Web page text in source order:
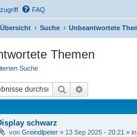
FAQ
Suche Unbeantwortete
Themen
Suche
Suche
schwarz
von Greindlpeter » 13 Sep 2025 - 20:21 » in